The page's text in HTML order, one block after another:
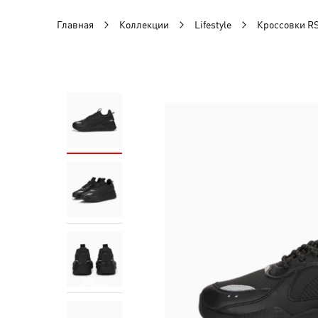
Главная Коллекции Lifestyle Кроссовки